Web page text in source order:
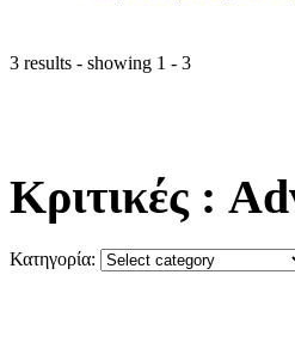
3 results - showing 1 - 3
Κριτικές :
Κατηγορία: